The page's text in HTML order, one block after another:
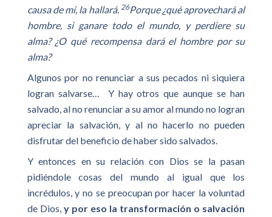
causa de mí, la hallará. 26Porque ¿qué aprovechará al
hombre, si ganare todo el mundo, y perdiere su
alma? ¿O qué recompensa dará el hombre por su
alma?
Algunos por no renunciar a sus pecados ni siquiera
logran salvarse… Y hay otros que aunque se han
salvado, al no renunciar a su amor al mundo no logran
apreciar la salvación, y al no hacerlo no pueden
disfrutar del beneficio de haber sido salvados.
Y entonces en su relación con Dios se la pasan
pidiéndole cosas del mundo al igual que los
incrédulos, y no se preocupan por hacer la voluntad
de Dios, y por eso la transformación o salvación